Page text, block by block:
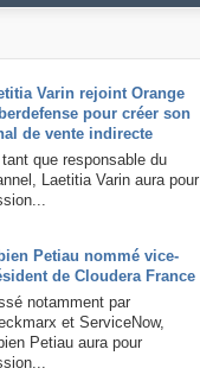
Varin rejoint Orange
pour créer son
de vente indirecte
tant que responsable du
Laetitia Varin aura pour
Petiau nommé vice-
de Cloudera France
notamment par
et ServiceNow,
Petiau aura pour